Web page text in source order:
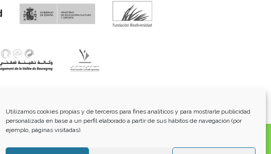
Utilizamos cookies propias y de terceros para fines analíticos y para mostrarle publicidad
personalizada en base a un perfil elaborado a partir de sus hábitos de navegación (por
ejemplo, páginas visitadas).
distribuidos, transmitidos, exhibidos, publicados o retransmitidos
borrar o alterar ninguna marca, derecho de autor u otro aviso de